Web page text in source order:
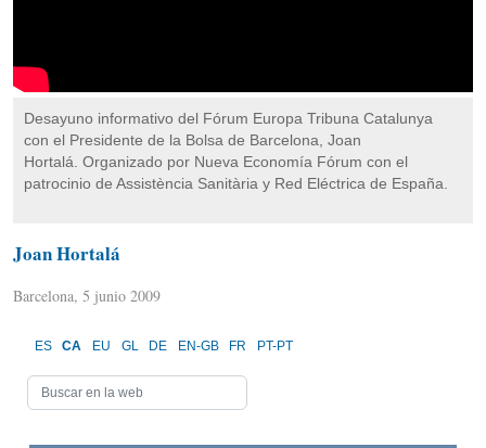
Desayuno informativo del Fórum Europa Tribuna Catalunya
con el Presidente de la Bolsa de Barcelona, Joan
Hortalá. Organizado por Nueva Economía Fórum con el
patrocinio de Assistència Sanitària y Red Eléctrica de España.
Joan Hortalá
Barcelona, 5 junio 2009
ES CA EU GL DE EN-GB FR PT-PT